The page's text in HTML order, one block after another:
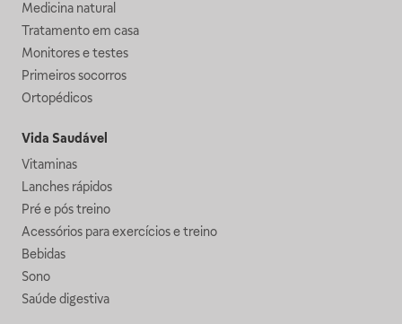
Medicina natural
Tratamento em casa
Monitores e testes
Primeiros socorros
Ortopédicos
Vida Saudável
Vitaminas
Lanches rápidos
Pré e pós treino
Acessórios para exercícios e treino
Bebidas
Sono
Saúde digestiva